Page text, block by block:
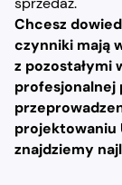
Chcesz
czynniki mają
z pozostałymi
profesjonalnej
projektowaniu
znajdziemy